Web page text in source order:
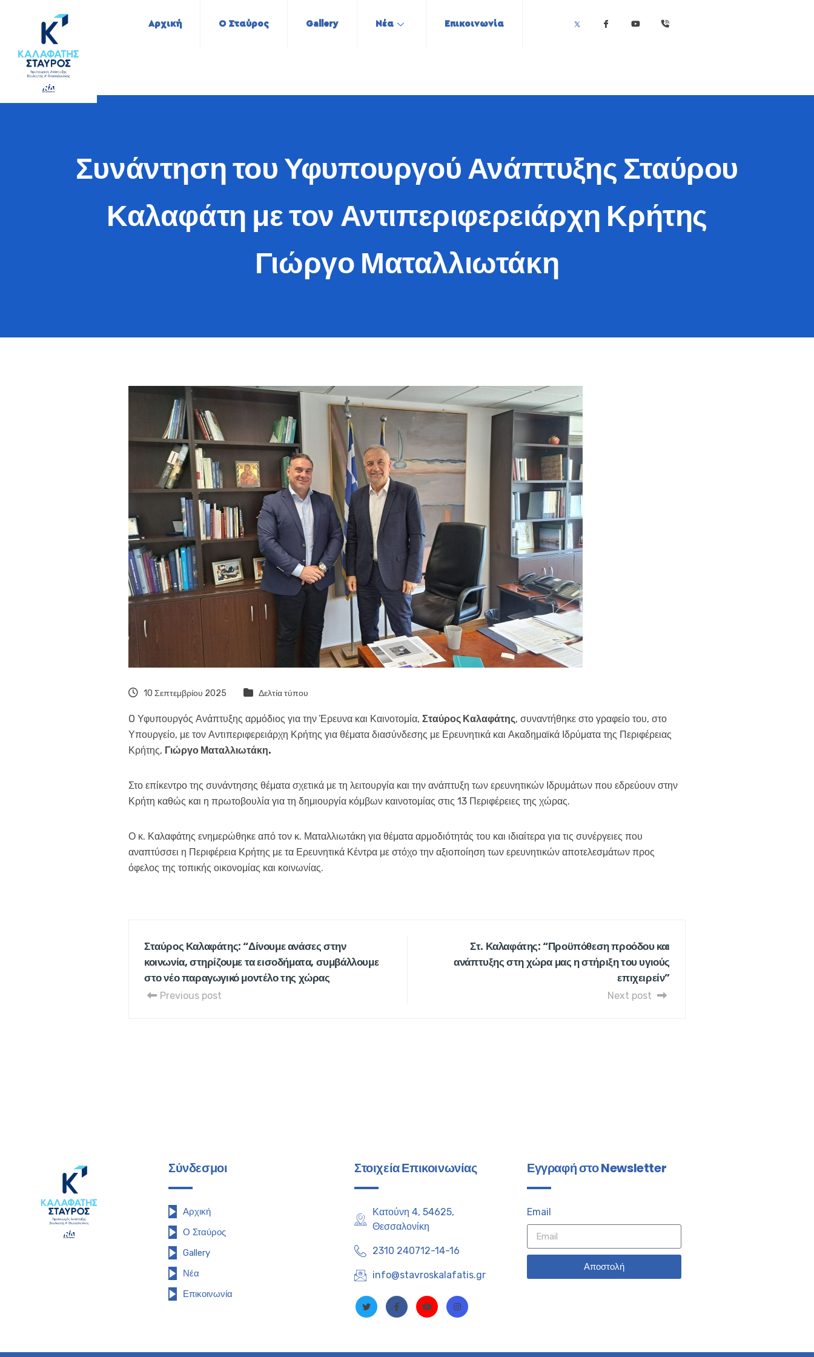
Αρχική Ο Σταύρος Gallery Νέα Επικοινωνία
Συνάντηση του Υφυπουργού Ανάπτυξης Σταύρου
Καλαφάτη με τον Αντιπεριφερειάρχη Κρήτης
Γιώργο Ματαλλιωτάκη
10 Σεπτεμβρίου 2025 Δελτία τύπου
O Υφυπουργός Ανάπτυξης αρμόδιος για την Έρευνα και Καινοτομία, Σταύρος Καλαφάτης, συναντήθηκε στο γραφείο του, στο
Υπουργείο, με τον Αντιπεριφερειάρχη Κρήτης για θέματα διασύνδεσης με Ερευνητικά και Ακαδημαϊκά Ιδρύματα της Περιφέρειας
Κρήτης, Γιώργο Ματαλλιωτάκη.
Στο επίκεντρο της συνάντησης θέματα σχετικά με τη λειτουργία και την ανάπτυξη των ερευνητικών Ιδρυμάτων που εδρεύουν στην
Κρήτη καθώς και η πρωτοβουλία για τη δημιουργία κόμβων καινοτομίας στις 13 Περιφέρειες της χώρας.
Ο κ. Καλαφάτης ενημερώθηκε από τον κ. Ματαλλιωτάκη για θέματα αρμοδιότητάς του και ιδιαίτερα για τις συνέργειες που
αναπτύσσει η Περιφέρεια Κρήτης με τα Ερευνητικά Κέντρα με στόχο την αξιοποίηση των ερευνητικών αποτελεσμάτων προς
όφελος της τοπικής οικονομίας και κοινωνίας.
Σταύρος Καλαφάτης: “Δίνουμε ανάσες στην
κοινωνία, στηρίζουμε τα εισοδήματα, συμβάλλουμε
στο νέο παραγωγικό μοντέλο της χώρας
Previous post
Στ. Καλαφάτης: “Προϋπόθεση προόδου και
ανάπτυξης στη χώρα μας η στήριξη του υγιούς
επιχειρείν”
Next post
Σύνδεσμοι
Αρχική
Ο Σταύρος
Gallery
Νέα
Επικοινωνία
Στοιχεία Επικοινωνίας
Κατούνη 4, 54625,
Θεσσαλονίκη
2310 240712-14-16
info@stavroskalafatis.gr
Εγγραφή στο Newsletter
Email
Αποστολή